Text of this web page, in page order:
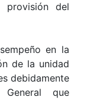
provisión del
en la
de la unidad
debidamente
que